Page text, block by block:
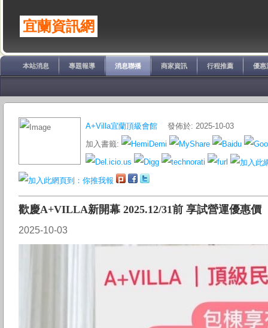
宜蘭資訊網
本站消息 專題報導 消息聯播 商家資訊 行程推薦 優惠
A+Villa宜蘭頂級會館
發佈於: 2025-10-03
加入書籤:
歡慶A+VILLA新開幕 2025.12/31前 享試營運優惠價
2025-10-03